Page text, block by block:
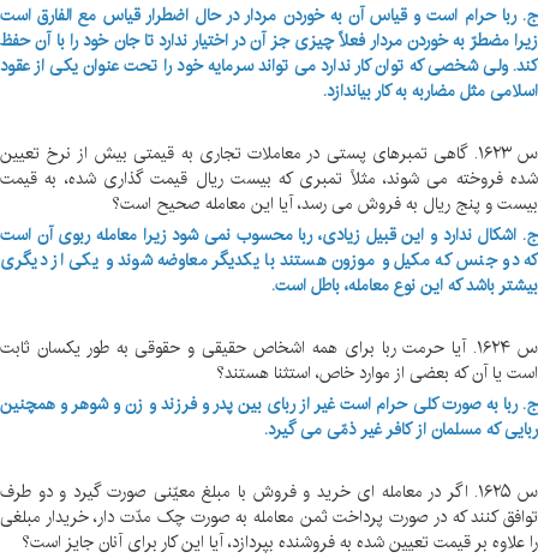
ج. ربا حرام است و قیاس آن به خوردن مردار در حال اضطرار قیاس مع الفارق است
زیرا مضطرّ به خوردن مردار فعلاً چیزی جز آن در اختیار ندارد تا جان خود را با آن حفظ
کند. ولی شخصی که توان کار ندارد می تواند سرمایه خود را تحت عنوان یکی از عقود
اسلامی مثل مضاربه به کار بیاندازد.
س ۱۶۲۳. گاهی تمبرهای پستی در معاملات تجاری به قیمتی بیش از نرخ تعیین
شده فروخته می شوند، مثلاً تمبری که بیست ریال قیمت گذاری شده، به قیمت
بیست و پنج ریال به فروش می رسد، آیا این معامله صحیح است؟
ج. اشکال ندارد و این قبیل زیادی، ربا محسوب نمی شود زیرا معامله ربوی آن است
که دو جنس که مکیل و موزون هستند با یکدیگر معاوضه شوند و یکی از دیگری
بیشتر باشد که این نوع معامله، باطل است.
س ۱۶۲۴. آیا حرمت ربا برای همه اشخاص حقیقی و حقوقی به طور یکسان ثابت
است یا آن که بعضی از موارد خاص، استثنا هستند؟
ج. ربا به صورت کلی حرام است غیر از ربای بین پدر و فرزند و زن و شوهر و همچنین
ربایی که مسلمان از کافر غیر ذمّی می گیرد.
س ۱۶۲۵. اگر در معامله ای خرید و فروش با مبلغ معیّنی صورت گیرد و دو طرف
توافق کنند که در صورت پرداخت ثمن معامله به صورت چک مدّت دار، خریدار مبلغی
را علاوه بر قیمت تعیین شده به فروشنده بپردازد، آیا این کار برای آنان جایز است؟